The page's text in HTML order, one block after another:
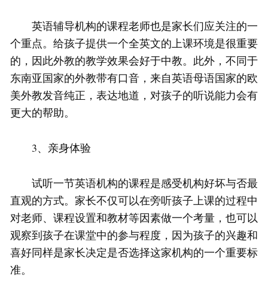
英语辅导机构的课程老师也是家长们应关注的一
个重点。给孩子提供一个全英文的上课环境是很重要
的，因此外教的教学效果会好于中教。此外，不同于
东南亚国家的外教带有口音，来自英语母语国家的欧
美外教发音纯正，表达地道，对孩子的听说能力会有
更大的帮助。
3、亲身体验
试听一节英语机构的课程是感受机构好坏与否最
直观的方式。家长不仅可以在旁听孩子上课的过程中
对老师、课程设置和教材等因素做一个考量，也可以
观察到孩子在课堂中的参与程度，因为孩子的兴趣和
喜好同样是家长决定是否选择这家机构的一个重要标
准。